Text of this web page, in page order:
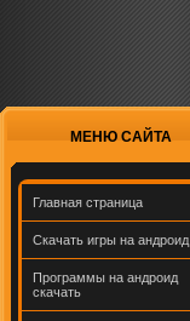
МЕНЮ САЙТА
Главная страница
Скачать игры на андроид
Программы на андроид
скачать